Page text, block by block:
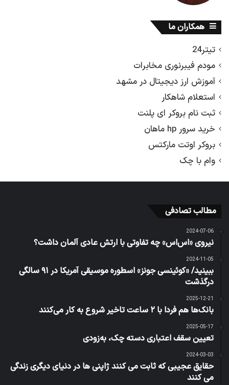
همکاران ما
تیتر24
مودم فیبرنوری مخابرات
آموزش ارز دیجیتال در مشهد
استعلام شاهکار
ثبت نام بروکر ای پلنت
خرید سرور hp ماهان
بروکر اوتت مارکتس
وام با چک
مطالب تصادفی
2024-07-06
نیروی «اس‌اس» چه تفاوتی با ارتش عادی آلمان داشت؟
2024-11-05
ببینید/ «کوئینسی جونز» اسطوره موسیقی آمریکا در ۹۱ سالگی
درگذشت
2025-12-21
بانک‌ها هم فردا با ۲ ساعت تاخیر شروع به کار می‌کنند
2025-05-17
تعیین سقف اعتباری دسته چک، به‌زودی
2024-03-03
حقایق عجیبی که ثابت می کنند ژاپنی ها در دنیای دیگری زندگی
می کنند